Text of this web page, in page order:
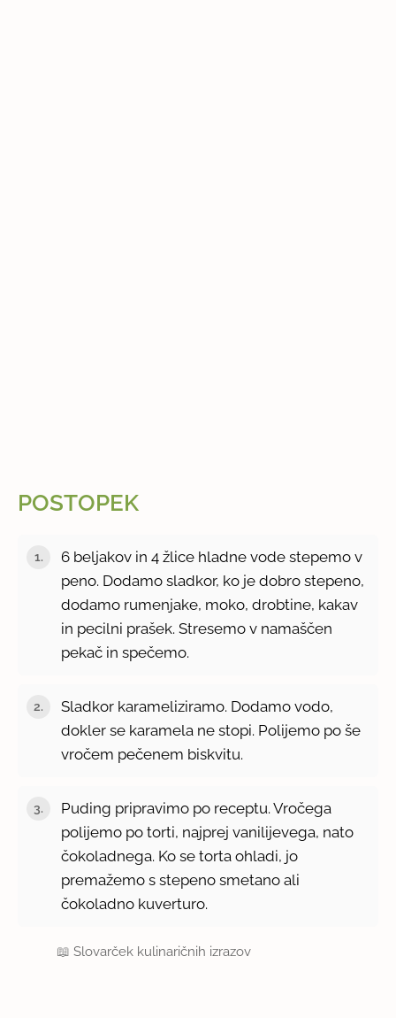
POSTOPEK
6 beljakov in 4 žlice hladne vode stepemo v
peno. Dodamo sladkor, ko je dobro stepeno,
dodamo rumenjake, moko, drobtine, kakav
in pecilni prašek. Stresemo v namaščen
pekač in spečemo.
Sladkor karameliziramo. Dodamo vodo,
dokler se karamela ne stopi. Polijemo po še
vročem pečenem biskvitu.
Puding pripravimo po receptu. Vročega
polijemo po torti, najprej vanilijevega, nato
čokoladnega. Ko se torta ohladi, jo
premažemo s stepeno smetano ali
čokoladno kuverturo.
📖Slovarček kulinaričnih izrazov